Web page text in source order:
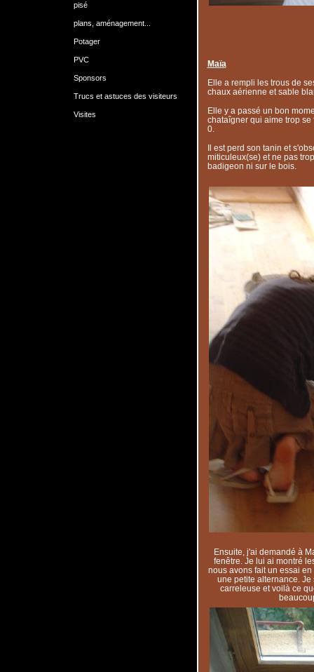
pisé
plans, aménagement...
Potager
PVC
Sponsors
Trucs et astuces des visiteurs
Visites
Maïa
Elle a rempli les trous de
chaux aérienne et sable
Elle y a passé un bon
chataîgner qui aime trop
0.
Il est perd son tanin et
miticuleux(se) et ne pas
badigeon ni sur le bois.
Ensuite, j'ai demandé à
fenêtre. Je lui ai montré
nous avons fait un essai
une petite alternance.
carreleuse et voilà ce